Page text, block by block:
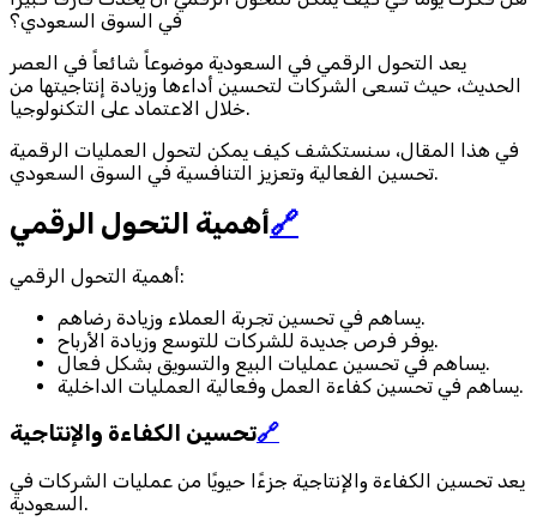
في السوق السعودي؟
يعد التحول الرقمي في السعودية موضوعاً شائعاً في العصر
الحديث، حيث تسعى الشركات لتحسين أداءها وزيادة إنتاجيتها من
خلال الاعتماد على التكنولوجيا.
في هذا المقال، سنستكشف كيف يمكن لتحول العمليات الرقمية
تحسين الفعالية وتعزيز التنافسية في السوق السعودي.
أهمية التحول الرقمي🔗
أهمية التحول الرقمي:
يساهم في تحسين تجربة العملاء وزيادة رضاهم.
يوفر فرص جديدة للشركات للتوسع وزيادة الأرباح.
يساهم في تحسين عمليات البيع والتسويق بشكل فعال.
يساهم في تحسين كفاءة العمل وفعالية العمليات الداخلية.
تحسين الكفاءة والإنتاجية🔗
يعد تحسين الكفاءة والإنتاجية جزءًا حيويًا من عمليات الشركات في
السعودية.